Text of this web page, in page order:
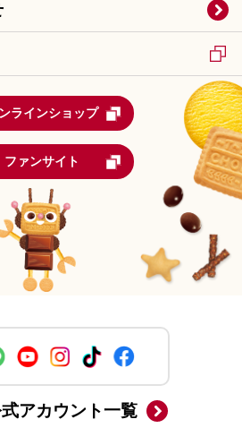
ラインショップ
ファンサイト
アカウント一覧